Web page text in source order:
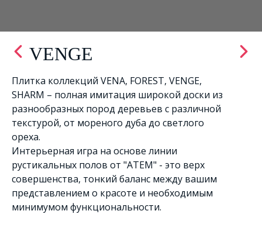
VENGE
Плитка коллекций VENA, FOREST, VENGE,
SHARM – полная имитация широкой доски из
разнообразных пород деревьев с различной
текстурой, от мореного дуба до светлого
ореха.
Интерьерная игра на основе линии
рустикальных полов от "АТЕМ" - это верх
совершенства, тонкий баланс между вашим
представлением о красоте и необходимым
минимумом функциональности.